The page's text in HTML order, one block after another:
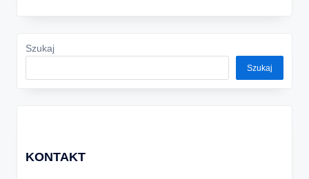
Szukaj
Szukaj
KONTAKT